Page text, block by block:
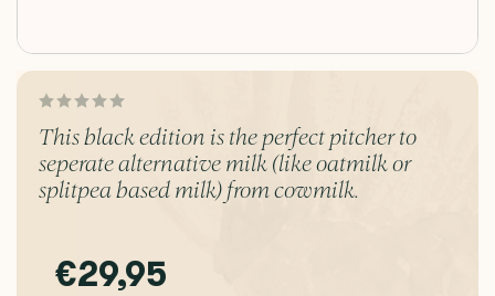
This black edition is the perfect pitcher to
seperate alternative milk (like oatmilk or
splitpea based milk) from cowmilk.
€29,95